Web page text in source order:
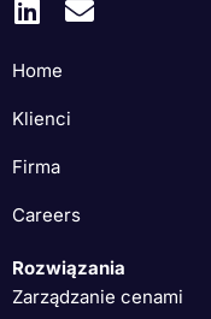
Home
Klienci
Firma
Careers
Rozwiązania
Zarządzanie cenami